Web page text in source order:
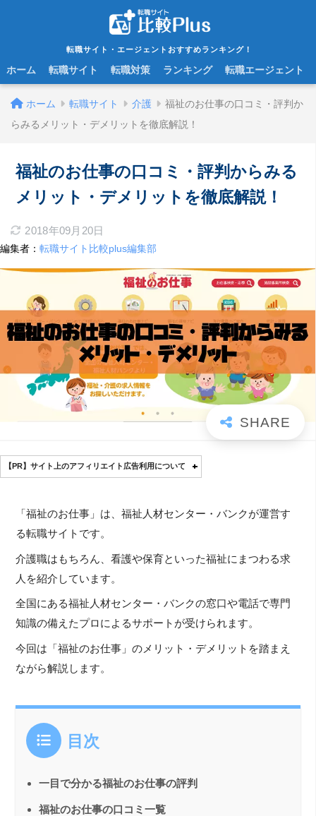
転職サイト・エージェントおすすめランキング！
ホーム 転職サイト 転職対策 ランキング 転職エージェント
ホーム 転職サイト 介護
福祉のお仕事の口コミ・評判か
らみるメリット・デメリットを徹底解説！
福祉のお仕事の口コミ・評判からみる
メリット・デメリットを徹底解説！
2018年09月20日
編集者： 転職サイト比較plus編集部
【PR】サイト上のアフィリエイト広告利用について
「福祉のお仕事」は、福祉人材センター・バンクが運営す
る転職サイトです。
介護職はもちろん、看護や保育といった福祉にまつわる求
人を紹介しています。
全国にある福祉人材センター・バンクの窓口や電話で専門
知識の備えたプロによるサポートが受けられます。
今回は「福祉のお仕事」のメリット・デメリットを踏まえ
ながら解説します。
目次
一目で分かる福祉のお仕事の評判
福祉のお仕事の口コミ一覧